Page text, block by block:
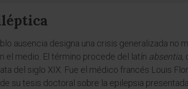
ausencia designa una crisis generalizada no
el medio. El término procede del latín absentia,
del siglo XIX. Fue el médico francés Louis
su tesis doctoral sobre la epilepsia